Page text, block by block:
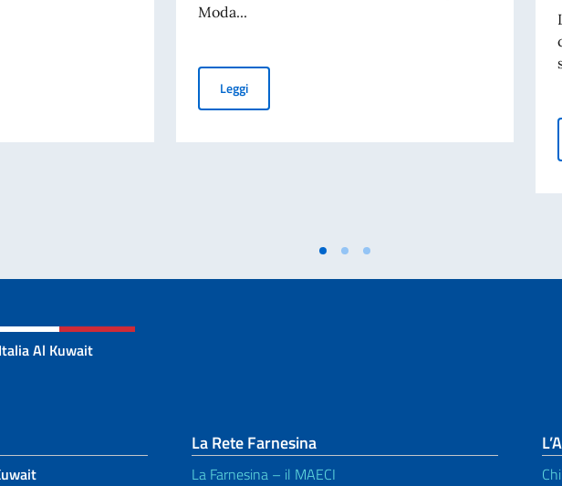
Scala – Borse di studio in Design, Moda e Business
Moda...
LeggiDomus Academy Milano – Borse di studio in Design, Moda
Al Kuwait
La Rete Farnesina
La Farnesina – il MAECI